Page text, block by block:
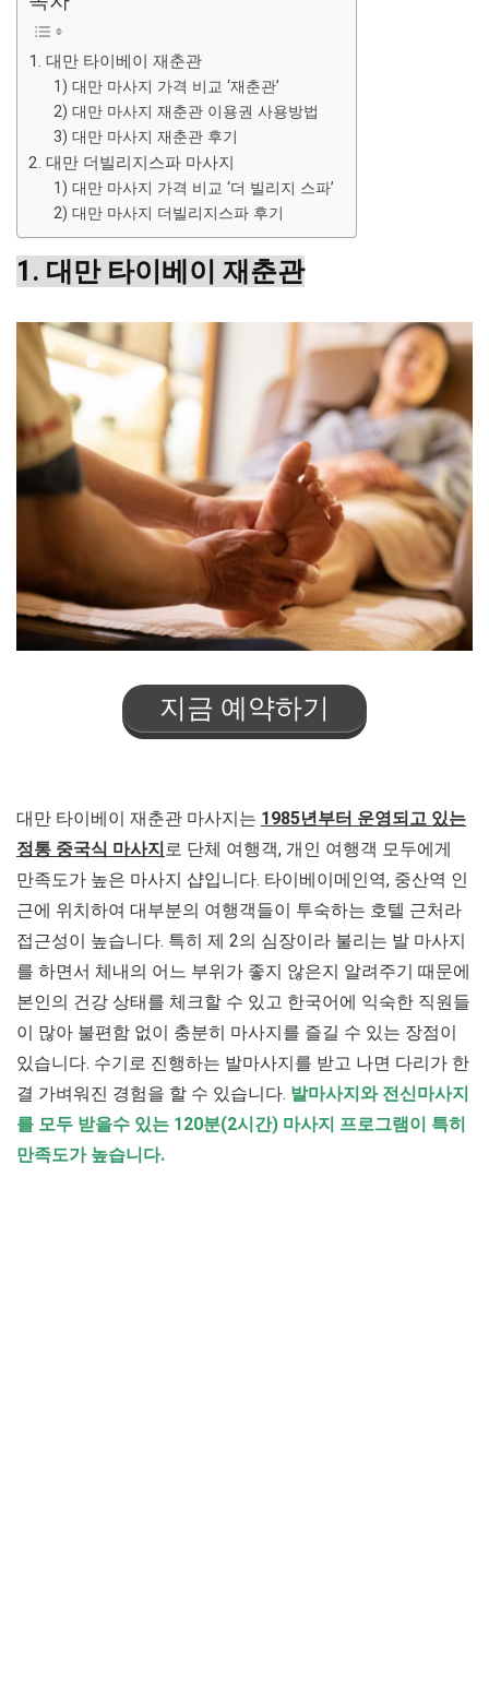
1. 대만 타이베이 재춘관
1) 대만 마사지 가격 비교 ‘재춘관’
2) 대만 마사지 재춘관 이용권 사용방법
3) 대만 마사지 재춘관 후기
2. 대만 더빌리지스파 마사지
1) 대만 마사지 가격 비교 ‘더 빌리지 스파’
2) 대만 마사지 더빌리지스파 후기
1. 대만 타이베이 재춘관
지금 예약하기
대만 타이베이 재춘관 마사지는 1985년부터 운영되고 있는
정통 중국식 마사지로 단체 여행객, 개인 여행객 모두에게
만족도가 높은 마사지 샵입니다. 타이베이메인역, 중산역 인
근에 위치하여 대부분의 여행객들이 투숙하는 호텔 근처라
접근성이 높습니다. 특히 제 2의 심장이라 불리는 발 마사지
를 하면서 체내의 어느 부위가 좋지 않은지 알려주기 때문에
본인의 건강 상태를 체크할 수 있고 한국어에 익숙한 직원들
이 많아 불편함 없이 충분히 마사지를 즐길 수 있는 장점이
있습니다. 수기로 진행하는 발마사지를 받고 나면 다리가 한
결 가벼워진 경험을 할 수 있습니다. 발마사지와 전신마사지
를 모두 받을수 있는 120분(2시간) 마사지 프로그램이 특히
만족도가 높습니다.